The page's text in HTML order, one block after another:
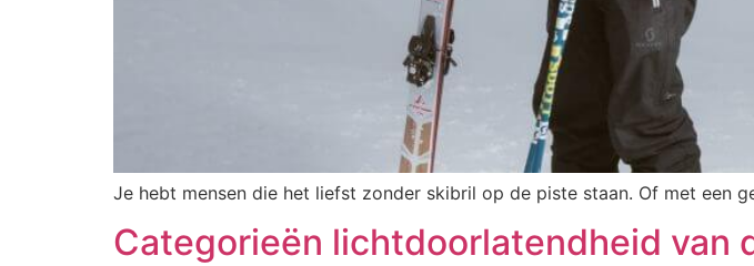
Je hebt mensen die het liefst zonder skibril op de piste staan. Of met een
Categorieën lichtdoorlatendheid van